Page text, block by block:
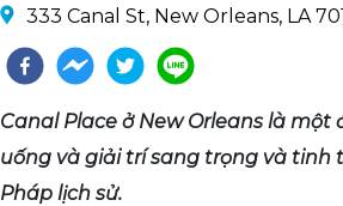
333 Canal St, New Orleans, LA
Canal Place ở New Orleans là
uống và giải trí sang trọng và tinh
Pháp lịch sử.